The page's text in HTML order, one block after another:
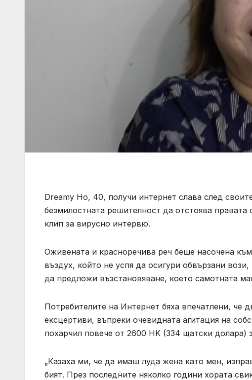
Dreamy Ho, 40, получи интернет слава след
безмилостната решителност да отстоява
клип за вирусно интервю.
Оживената и красноречива реч беше насочена
въздух, който не успя да осигури обвързани
да предложи възстановяване, което самотната
Потребителите на Интернет бяха впечатлени, че
ексцертиви, въпреки очевидната агитация на
похарчил повече от 2600 HK (334 щатски долара)
„Казаха ми, че да имаш луда жена като мен,
бият. През последните няколко години хората